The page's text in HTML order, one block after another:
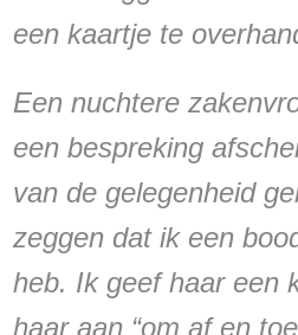
een kaartje te
Een nuchtere
een bespreking
van de gelegenheid
zeggen dat ik een
heb. Ik geef haar een
haar aan “om af en